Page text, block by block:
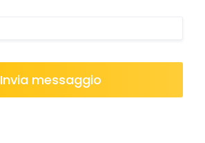
Invia messaggio